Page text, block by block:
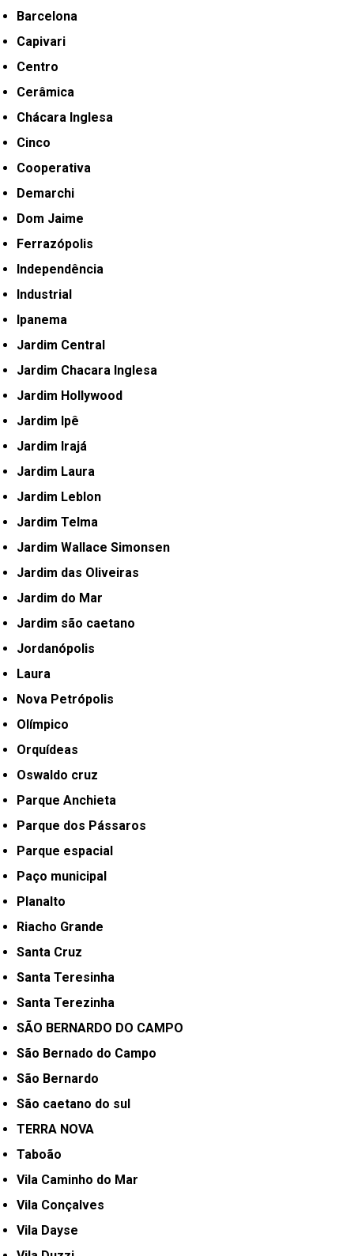
Barcelona
Capivari
Centro
Cerâmica
Chácara Inglesa
Cinco
Cooperativa
Demarchi
Dom Jaime
Ferrazópolis
Independência
Industrial
Ipanema
Jardim Central
Jardim Chacara Inglesa
Jardim Hollywood
Jardim Ipê
Jardim Irajá
Jardim Laura
Jardim Leblon
Jardim Telma
Jardim Wallace Simonsen
Jardim das Oliveiras
Jardim do Mar
Jardim são caetano
Jordanópolis
Laura
Nova Petrópolis
Olímpico
Orquídeas
Oswaldo cruz
Parque Anchieta
Parque dos Pássaros
Parque espacial
Paço municipal
Planalto
Riacho Grande
Santa Cruz
Santa Teresinha
Santa Terezinha
SÃO BERNARDO DO CAMPO
São Bernado do Campo
São Bernardo
São caetano do sul
TERRA NOVA
Taboão
Vila Caminho do Mar
Vila Conçalves
Vila Dayse